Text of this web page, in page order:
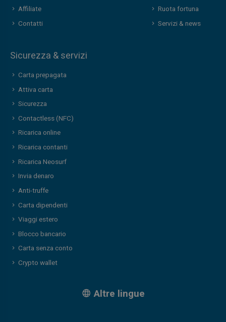
Affiliate
Contatti
Ruota fortuna
Servizi & news
Sicurezza & servizi
Carta prepagata
Attiva carta
Sicurezza
Contactless (NFC)
Ricarica online
Ricarica contanti
Ricarica Neosurf
Invia denaro
Anti-truffe
Carta dipendenti
Viaggi estero
Blocco bancario
Carta senza conto
Crypto wallet
Altre lingue